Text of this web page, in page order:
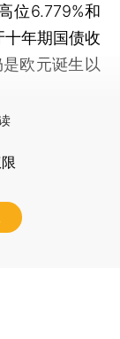
位6.779%和
年期国债收
欧元诞生以